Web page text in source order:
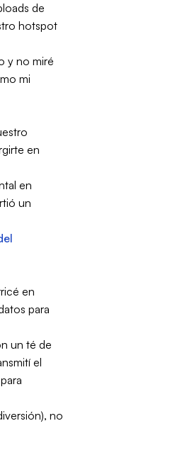
de
hotspot
y no miré
mi
en
en
un
en
para
un té de
el
no